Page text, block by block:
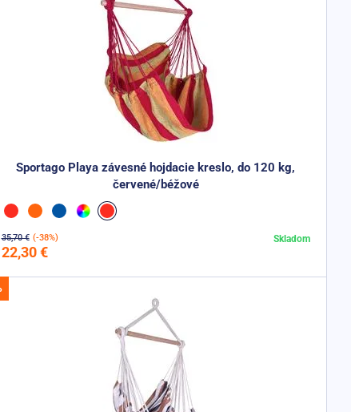
Sportago Playa závesné hojdacie kreslo, do 120 kg,
červené/béžové
35,70 € (-38%)
22,30 €
Skladom